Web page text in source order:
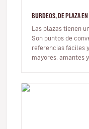
BURDEOS, DE PLAZA
Las plazas tienen
Son puntos de
referencias fáciles
mayores, amantes